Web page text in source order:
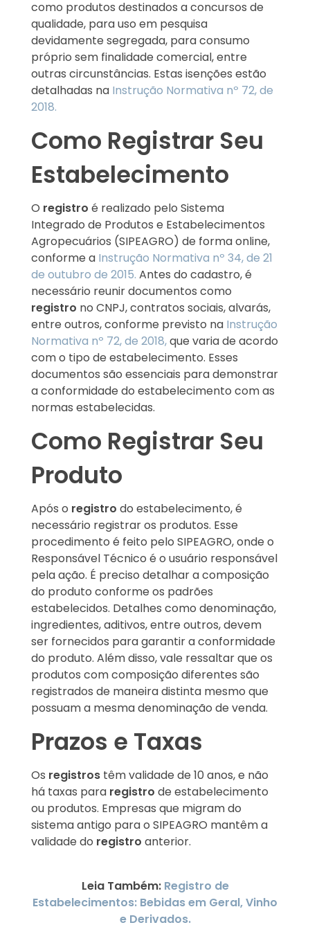
como produtos destinados a concursos de
qualidade, para uso em pesquisa
devidamente segregada, para consumo
próprio sem finalidade comercial, entre
outras circunstâncias. Estas isenções estão
detalhadas na Instrução Normativa nº 72, de
2018.
Como Registrar Seu
Estabelecimento
O registro é realizado pelo Sistema
Integrado de Produtos e Estabelecimentos
Agropecuários (SIPEAGRO) de forma online,
conforme a Instrução Normativa nº 34, de 21
de outubro de 2015. Antes do cadastro, é
necessário reunir documentos como
registro no CNPJ, contratos sociais, alvarás,
entre outros, conforme previsto na Instrução
Normativa nº 72, de 2018,que varia de acordo
com o tipo de estabelecimento. Esses
documentos são essenciais para demonstrar
a conformidade do estabelecimento com as
normas estabelecidas.
Como Registrar Seu
Produto
Após o registro do estabelecimento, é
necessário registrar os produtos. Esse
procedimento é feito pelo SIPEAGRO, onde o
Responsável Técnico é o usuário responsável
pela ação. É preciso detalhar a composição
do produto conforme os padrões
estabelecidos. Detalhes como denominação,
ingredientes, aditivos, entre outros, devem
ser fornecidos para garantir a conformidade
do produto. Além disso, vale ressaltar que os
produtos com composição diferentes são
registrados de maneira distinta mesmo que
possuam a mesma denominação de venda.
Prazos e Taxas
Os registros têm validade de 10 anos, e não
há taxas para registro de estabelecimento
ou produtos. Empresas que migram do
sistema antigo para o SIPEAGRO mantêm a
validade do registro anterior.
Leia Também: Registro de
Estabelecimentos: Bebidas em Geral, Vinho
e Derivados.